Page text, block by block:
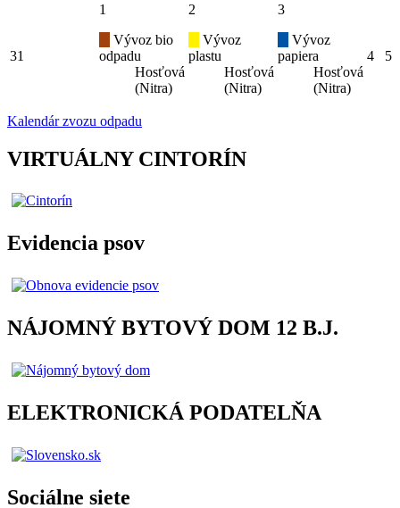
31
1
Vývoz bio
odpadu
Hosťová
(Nitra)
2
Vývoz
plastu
Hosťová
(Nitra)
3
Vývoz
papiera
Hosťová
(Nitra)
4 5
Kalendár zvozu odpadu
VIRTUÁLNY CINTORÍN
Evidencia psov
NÁJOMNÝ BYTOVÝ DOM 12 B.J.
ELEKTRONICKÁ PODATELŇA
Sociálne siete